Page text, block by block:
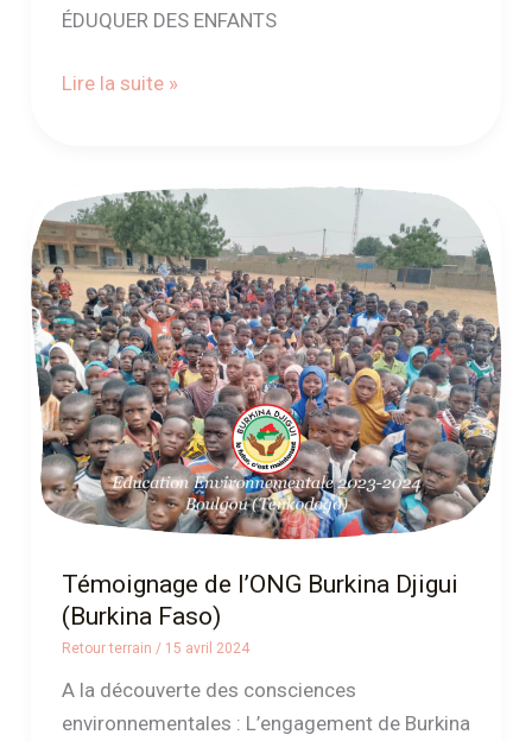
ÉDUQUER DES ENFANTS
Lire la suite »
Témoignage de l’ONG Burkina Djigui
(Burkina Faso)
Retour terrain / 15 avril 2024
A la découverte des consciences
environnementales : L’engagement de Burkina
Témoignage
de
l’ONG
Burkina
Djigui
(Burkina
Faso)